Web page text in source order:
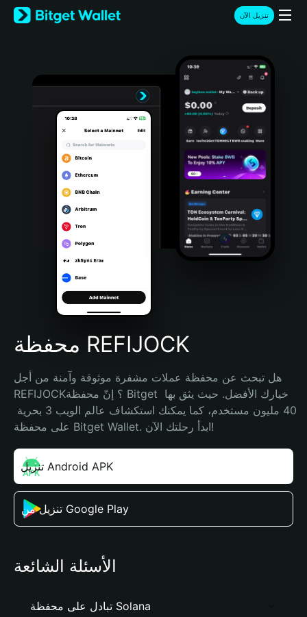
English
日本語
Türkçe
Português (Portugal)
Bahasa Indonesia
Português (Brasil)
Español (Argentina)
تنزيل الآن
محفظة REFIJOCK
هل تبحث عن محفظة عملات مشفرة موثوقة وآمنة من أجل
REFIJOCK؟ إنّ محفظة Bitget خيارك الأفضل. حيث يثق بها
على محفظة Bitget Wallet. ابدأ رحلتك الآن!
تنزيل Android APK
تنزيل من Google Play
الأسئلة الشائعة
تبادل على محفظة Solana